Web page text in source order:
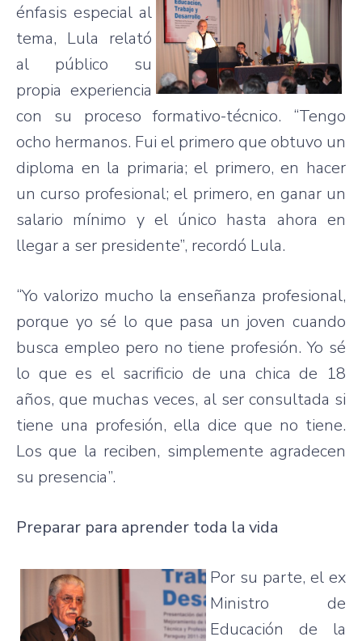
énfasis especial al
tema, Lula relató
al público su
propia experiencia
con su proceso formativo-técnico. “Tengo
ocho hermanos. Fui el primero que obtuvo un
diploma en la primaria; el primero, en hacer
un curso profesional; el primero, en ganar un
salario mínimo y el único hasta ahora en
llegar a ser presidente”, recordó Lula.
“Yo valorizo mucho la enseñanza profesional,
porque yo sé lo que pasa un joven cuando
busca empleo pero no tiene profesión. Yo sé
lo que es el sacrificio de una chica de 18
años, que muchas veces, al ser consultada si
tiene una profesión, ella dice que no tiene.
Los que la reciben, simplemente agradecen
su presencia”.
Preparar para aprender toda la vida
Por su parte, el ex
Ministro de
Educación de la